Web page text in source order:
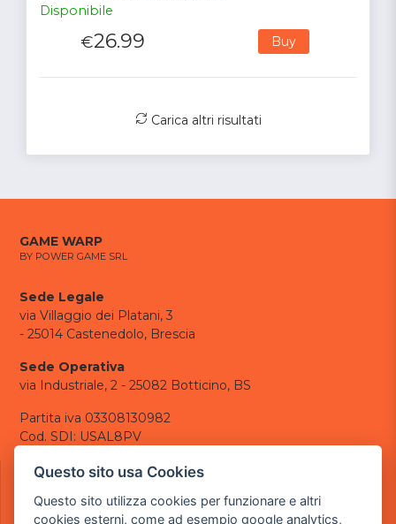
Disponibile
€26.99 Buy
Carica altri risultati
GAME WARP
BY POWER GAME SRL
Sede Legale
via Villaggio dei Platani, 3
- 25014 Castenedolo, Brescia
Sede Operativa
via Industriale, 2 - 25082 Botticino, BS
Partita iva 03308130982
Cod. SDI: USAL8PV
CONTATTI
tel.: +39 030 376 2377
Questo sito usa Cookies
Questo sito utilizza cookies per funzionare e altri
cookies esterni, come ad esempio google analytics,